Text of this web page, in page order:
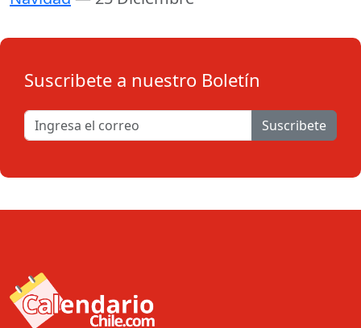
Suscribete a nuestro Boletín
Suscribete